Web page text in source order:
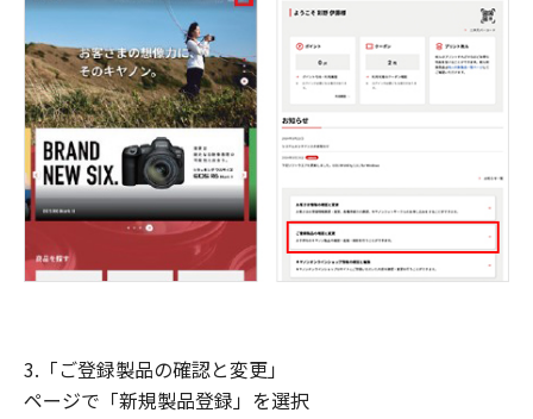
3.「ご登録製品の確認と変更」
ページで「新規製品登録」を選択